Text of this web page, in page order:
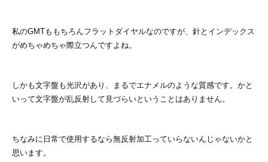
私のGMTももちろんフラットダイヤルなのですが、針とインデックス
がめちゃめちゃ際立つんですよね。
しかも文字盤も光沢があり、まるでエナメルのような質感です。かと
いって文字盤が乱反射して見づらいということはありません。
ちなみに日常で使用するなら無反射加工っていらないんじゃないかと
思います。